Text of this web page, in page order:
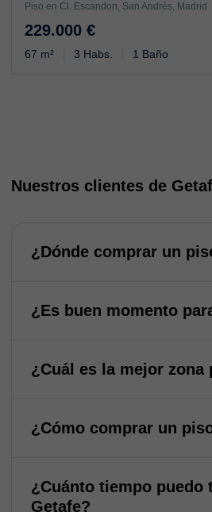
Piso en Cl. Escandon, San Andrés, Madrid
229.000 €
67 m² 3 Habs. 1 Baño
Nuestros clientes de
¿Dónde comprar un
¿Es buen momento
¿Cuál es la mejor zona
¿Cómo comprar un
¿Cuánto tiempo puedo
Getafe?